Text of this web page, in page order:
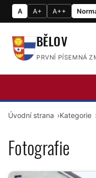
A A+ A++
BĚLOV
PRVNÍ PÍSEMNÁ
Úvodní strana Kategorie
Fotografie